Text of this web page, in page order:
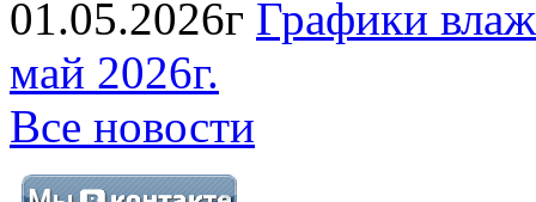
01.05.2026г Графики
май 2026г.
Все новости